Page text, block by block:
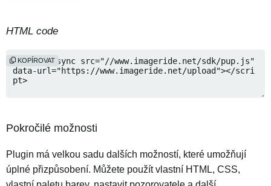
HTML code
KOPÍROVAT
Pokročilé možnosti
Plugin má velkou sadu dalších možností, které umožňují
úplné přizpůsobení. Můžete použít vlastní HTML, CSS,